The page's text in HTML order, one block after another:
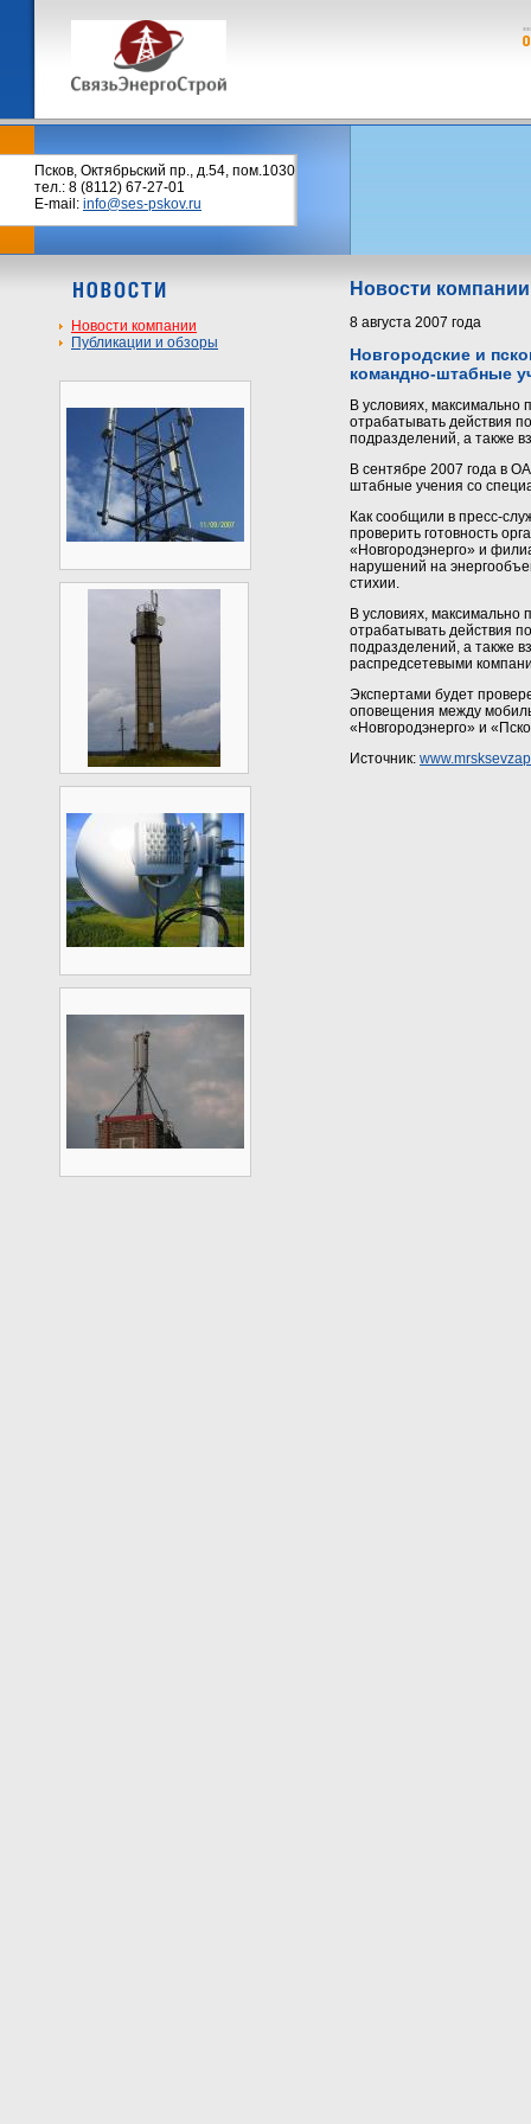
Псков, Октябрьский пр., д.54, пом.1030
тел.: 8 (8112) 67-27-01
E-mail: info@ses-pskov.ru
Новости компании
Публикации и обзоры
Новости компании
8 августа 2007 года
Новгородские и
командно-штабные
В условиях, максимально
отрабатывать действия
подразделений, а также
В сентябре 2007 года в
штабные учения со
Как сообщили в пресс-
проверить готовность
«Новгородэнерго» и
нарушений на
стихии.
В условиях, максимально
отрабатывать действия
подразделений, а также
распредсетевыми
Экспертами будет
оповещения между
«Новгородэнерго» и
Источник: